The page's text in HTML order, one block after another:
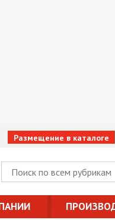
Размещение в каталоге